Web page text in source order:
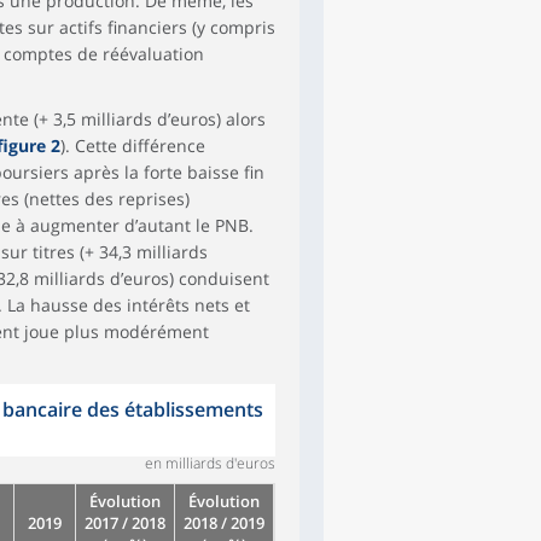
sur actifs financiers (y compris
de réévaluation
(+ 3,5 milliards d’euros) alors
2). Cette différence
après la forte baisse fin
(nettes des reprises)
à augmenter d’autant le PNB.
titres (+ 34,3 milliards
milliards d’euros) conduisent
La hausse des intérêts nets et
joue plus modérément
des établissements
en milliards d'euros
2019
Évolution
2017 / 2018
Évolution
2018 / 2019